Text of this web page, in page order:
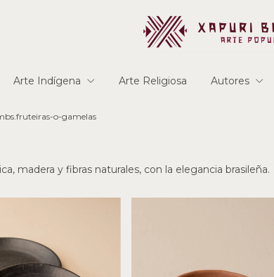
Arte Indígena Arte Religiosa Autores
o-gamelas
madera y fibras naturales, con la elegancia brasileña.